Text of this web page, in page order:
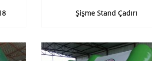
Şişme Stand Çadırı